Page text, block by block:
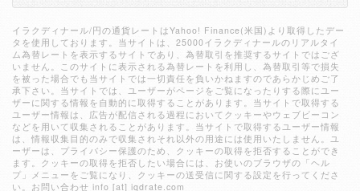
イラクディナール/円の通貨レートはYahoo! Finance(米国)より取得したデー
タを使用しております。当サイトは、25000イラクディナールのリアルタイ
ム為替レートを表示するサイトであり、為替取引を推奨するサイトではござ
いません。このサイトに表示される為替レートを利用し、為替取引等で損失
を被った場合でも当サイトでは一切責任を負いかねますのであらかじめご了
承下さい。当サイトでは、ユーザーがページをご覧になったりする際にユー
ザーに関する情報を自動的に取得することがあります。当サイトで取得する
ユーザー情報は、広告が配信される過程においてクッキーやウェブビーコン
などを用いて収集されることがあります。当サイトで取得するユーザー情報
は、情報収集目的のみで収集されそれ以外の用途には使用いたしません。ユ
ーザーは、プライバシー保護のため、クッキーの取得を拒否することができ
ます。クッキーの取得を拒否したい場合には、お使いのブラウザの「ヘル
プ」メニューをご覧になり、クッキーの送受信に関する設定を行ってくださ
い。お問い合わせ info [at] iqdrate.com